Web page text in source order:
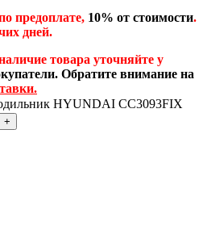
предоплате, 10% от стоимости.
дней.
товара уточняйте у
Обратите внимание на
HYUNDAI CC3093FIX